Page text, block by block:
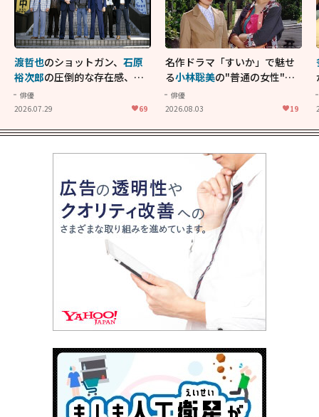
渡哲也のショットガン、 石原
裕次郎の圧倒的な存在感、 舘
ひろし
ン！"大門軍団"のカッコよさ
II」
俳優
2026.07.29
69
名作ドラマ「すいか」で魅せ
る小林聡美の"普通の女性"が
大人に刺さる...映画「かもめ
食堂」にも通じる静かな芝居
俳優
2026.08.03
19